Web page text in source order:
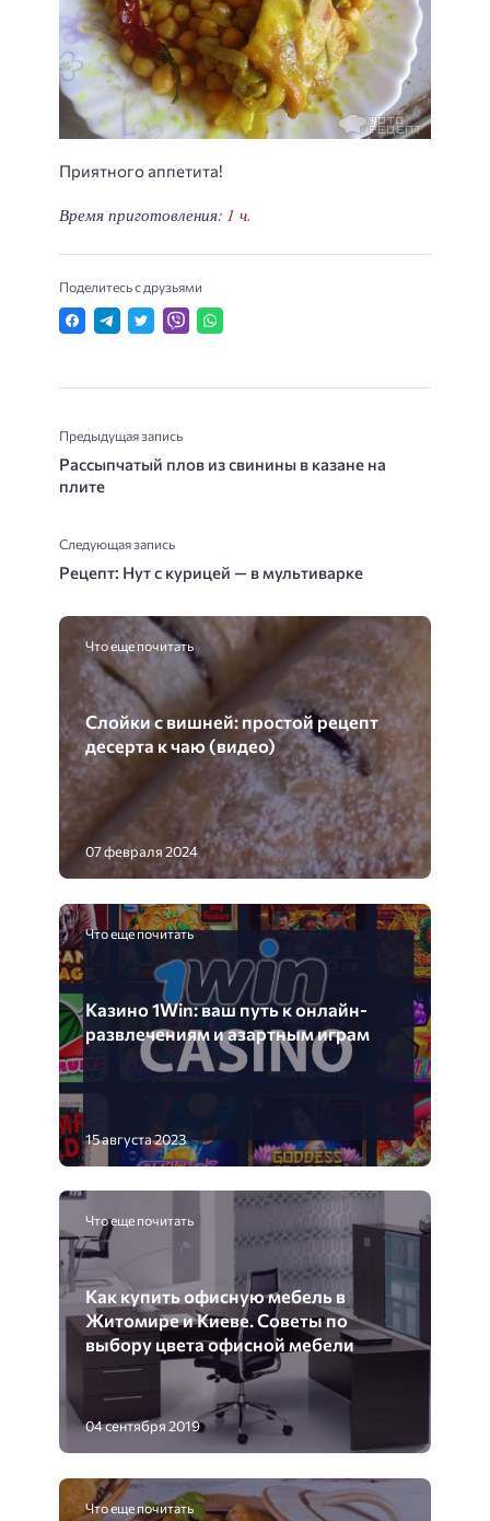
Приятного аппетита!
Время приготовления: 1 ч.
Поделитесь с друзьями
Предыдущая запись
Рассыпчатый плов из свинины в казане на
плите
Следующая запись
Рецепт: Нут с курицей — в мультиварке
Что еще почитать
Слойки с вишней: простой рецепт
десерта к чаю (видео)
07 февраля 2024
Что еще почитать
Казино 1Win: ваш путь к онлайн-
развлечениям и азартным играм
15 августа 2023
Что еще почитать
Как купить офисную мебель в
Житомире и Киеве. Советы по
выбору цвета офисной мебели
04 сентября 2019
Что еще почитать